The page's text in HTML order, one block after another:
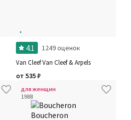
4.1 1249 оценок
Van Cleef Van Cleef & Arpels
от 535₽
для женщин
1988